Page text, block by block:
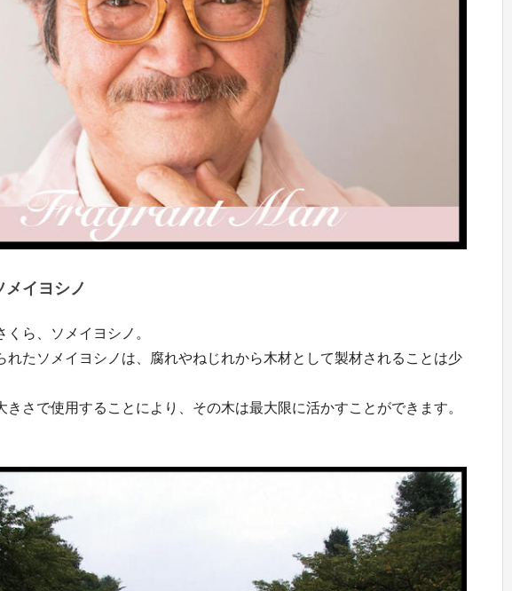
メイヨシノ
くら、ソメイヨシノ。
れたソメイヨシノは、腐れやねじれから木材として製材されることは少
きさで使用することにより、その木は最大限に活かすことができます。